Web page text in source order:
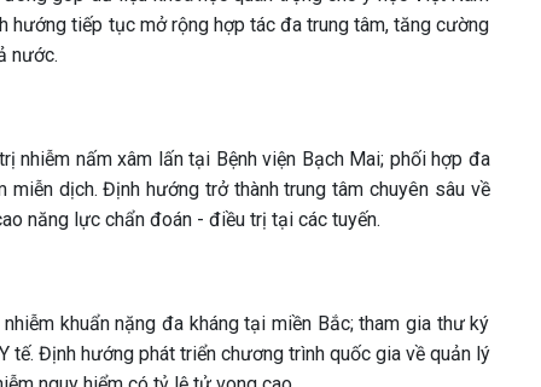
hướng tiếp tục mở rộng hợp tác đa trung tâm, tăng cường
nước.
nhiễm nấm xâm lấn tại Bệnh viện Bạch Mai; phối hợp đa
dịch. Định hướng trở thành trung tâm chuyên sâu về
năng lực chẩn đoán - điều trị tại các tuyến.
khuẩn nặng đa kháng tại miền Bắc; tham gia thư ký
Định hướng phát triển chương trình quốc gia về quản lý